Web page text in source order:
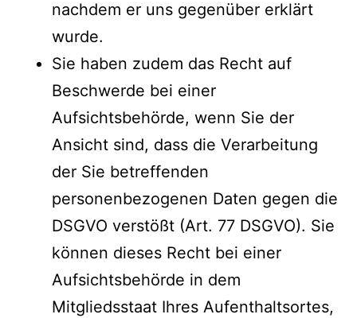
nachdem er uns gegenüber erklärt
wurde.
Sie haben zudem das Recht auf
Beschwerde bei einer
Aufsichtsbehörde, wenn Sie der
Ansicht sind, dass die Verarbeitung
der Sie betreffenden
personenbezogenen Daten gegen die
DSGVO verstößt (Art. 77 DSGVO). Sie
können dieses Recht bei einer
Aufsichtsbehörde in dem
Mitgliedsstaat Ihres Aufenthaltsortes,